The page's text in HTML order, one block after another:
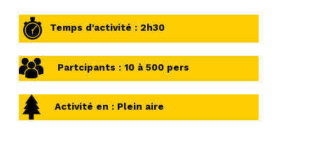
Temps d'activité : 2h30
Partcipants : 10 à 500 pers
Activité en : Plein aire